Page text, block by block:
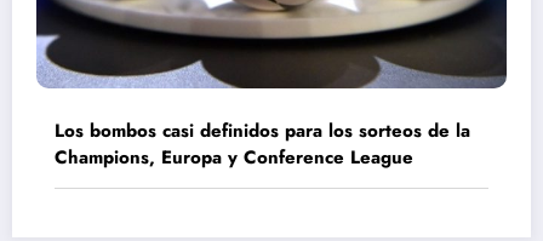
Los bombos casi definidos para los sorteos de la
Champions, Europa y Conference League